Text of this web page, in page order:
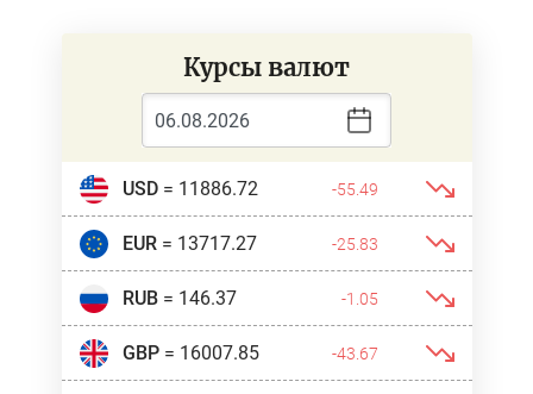
Курсы валют
USD= 11886.72 -55.49
EUR= 13717.27 -25.83
RUB= 146.37 -1.05
GBP= 16007.85 -43.67